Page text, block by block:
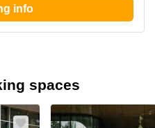
info
spaces